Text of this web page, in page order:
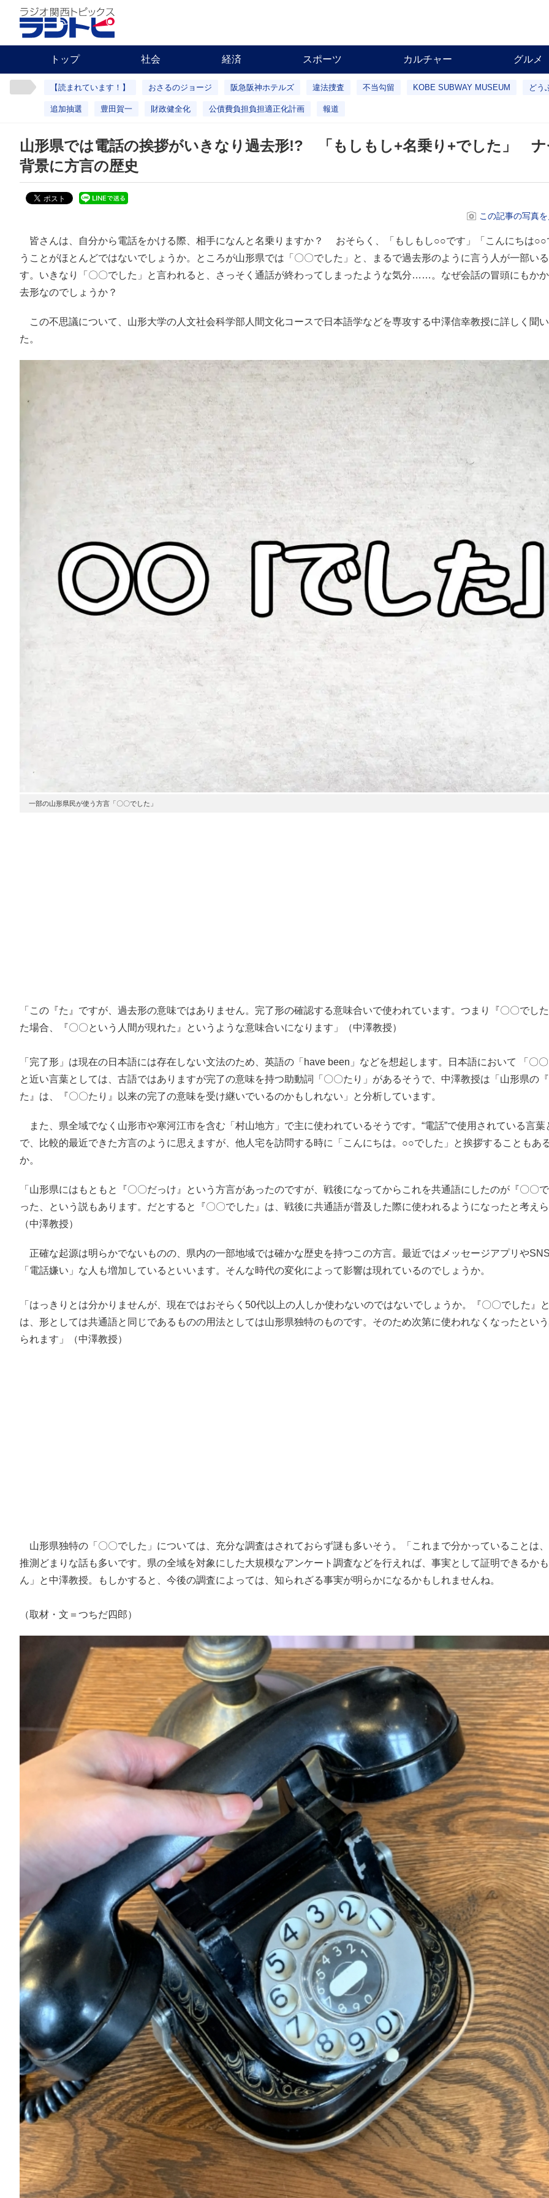
トップ 社会 経済 スポーツ カルチャー グルメ
【読まれています！】 おさるのジョージ 阪急阪神ホテルズ 違法捜査 不当勾留 KOBE SUBWAY MUSEUM どう
追加抽選 豊田賀一 財政健全化 公債費負担負担適正化計画 報道
山形県では電話の挨拶がいきなり過去形!? 「もしもし+名乗り+でした」
背景に方言の歴史
この記事の写真を
皆さんは、自分から電話をかける際、相手になんと名乗りますか？ おそらく、「もしもし○○です」「こんにちは○○
うことがほとんどではないでしょうか。ところが山形県では「〇〇でした」と、まるで過去形のように言う人が一部い
す。いきなり「〇〇でした」と言われると、さっそく通話が終わってしまったような気分……。なぜ会話の冒頭にもか
去形なのでしょうか？
この不思議について、山形大学の人文社会科学部人間文化コースで日本語学などを専攻する中澤信幸教授に詳しく聞
た。
一部の山形県民が使う方言「〇〇でした」
「この『た』ですが、過去形の意味ではありません。完了形の確認する意味合いで使われています。つまり『〇〇でし
た場合、『〇〇という人間が現れた』というような意味合いになります」（中澤教授）
「完了形」は現在の日本語には存在しない文法のため、英語の「have been」などを想起します。日本語において 「〇〇
と近い言葉としては、古語ではありますが完了の意味を持つ助動詞「〇〇たり」があるそうで、中澤教授は「山形県の
た』は、『〇〇たり』以来の完了の意味を受け継いでいるのかもしれない」と分析しています。
また、県全域でなく山形市や寒河江市を含む「村山地方」で主に使われているそうです。“電話”で使用されている言葉
で、比較的最近できた方言のように思えますが、他人宅を訪問する時に「こんにちは。○○でした」と挨拶することもあ
か。
「山形県にはもともと『〇〇だっけ』という方言があったのですが、戦後になってからこれを共通語にしたのが『︎〇〇
った、という説もあります。だとすると『〇〇でした』は、戦後に共通語が普及した際に使われるようになったと考えら
（中澤教授）
正確な起源は明らかでないものの、県内の一部地域では確かな歴史を持つこの方言。最近ではメッセージアプリや
「電話嫌い」な人も増加しているといいます。そんな時代の変化によって影響は現れているのでしょうか。
「はっきりとは分かりませんが、現在ではおそらく50代以上の人しか使わないのではないでしょうか。『〇〇でした』
は、形としては共通語と同じであるものの用法としては山形県独特のものです。そのため次第に使われなくなったという
られます」（中澤教授）
山形県独特の「〇〇でした」については、充分な調査はされておらず謎も多いそう。「これまで分かっていることは
推測どまりな話も多いです。県の全域を対象にした大規模なアンケート調査などを行えれば、事実として証明できるか
ん」と中澤教授。もしかすると、今後の調査によっては、知られざる事実が明らかになるかもしれませんね。
（取材・文＝つちだ四郎）